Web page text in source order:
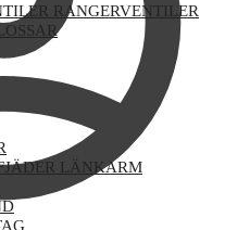
RANGERVENTILER
LÄNKARM